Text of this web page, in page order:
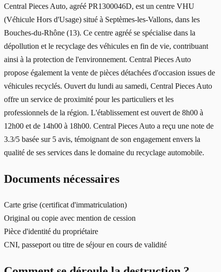
Central Pieces Auto, agréé PR1300046D, est un centre VHU
(Véhicule Hors d'Usage) situé à Septèmes-les-Vallons, dans les
Bouches-du-Rhône (13). Ce centre agréé se spécialise dans la
dépollution et le recyclage des véhicules en fin de vie, contribuant
ainsi à la protection de l'environnement. Central Pieces Auto
propose également la vente de pièces détachées d'occasion issues de
véhicules recyclés. Ouvert du lundi au samedi, Central Pieces Auto
offre un service de proximité pour les particuliers et les
professionnels de la région. L'établissement est ouvert de 8h00 à
12h00 et de 14h00 à 18h00. Central Pieces Auto a reçu une note de
3.3/5 basée sur 5 avis, témoignant de son engagement envers la
qualité de ses services dans le domaine du recyclage automobile.
Documents nécessaires
Carte grise (certificat d'immatriculation)
Original ou copie avec mention de cession
Pièce d'identité du propriétaire
CNI, passeport ou titre de séjour en cours de validité